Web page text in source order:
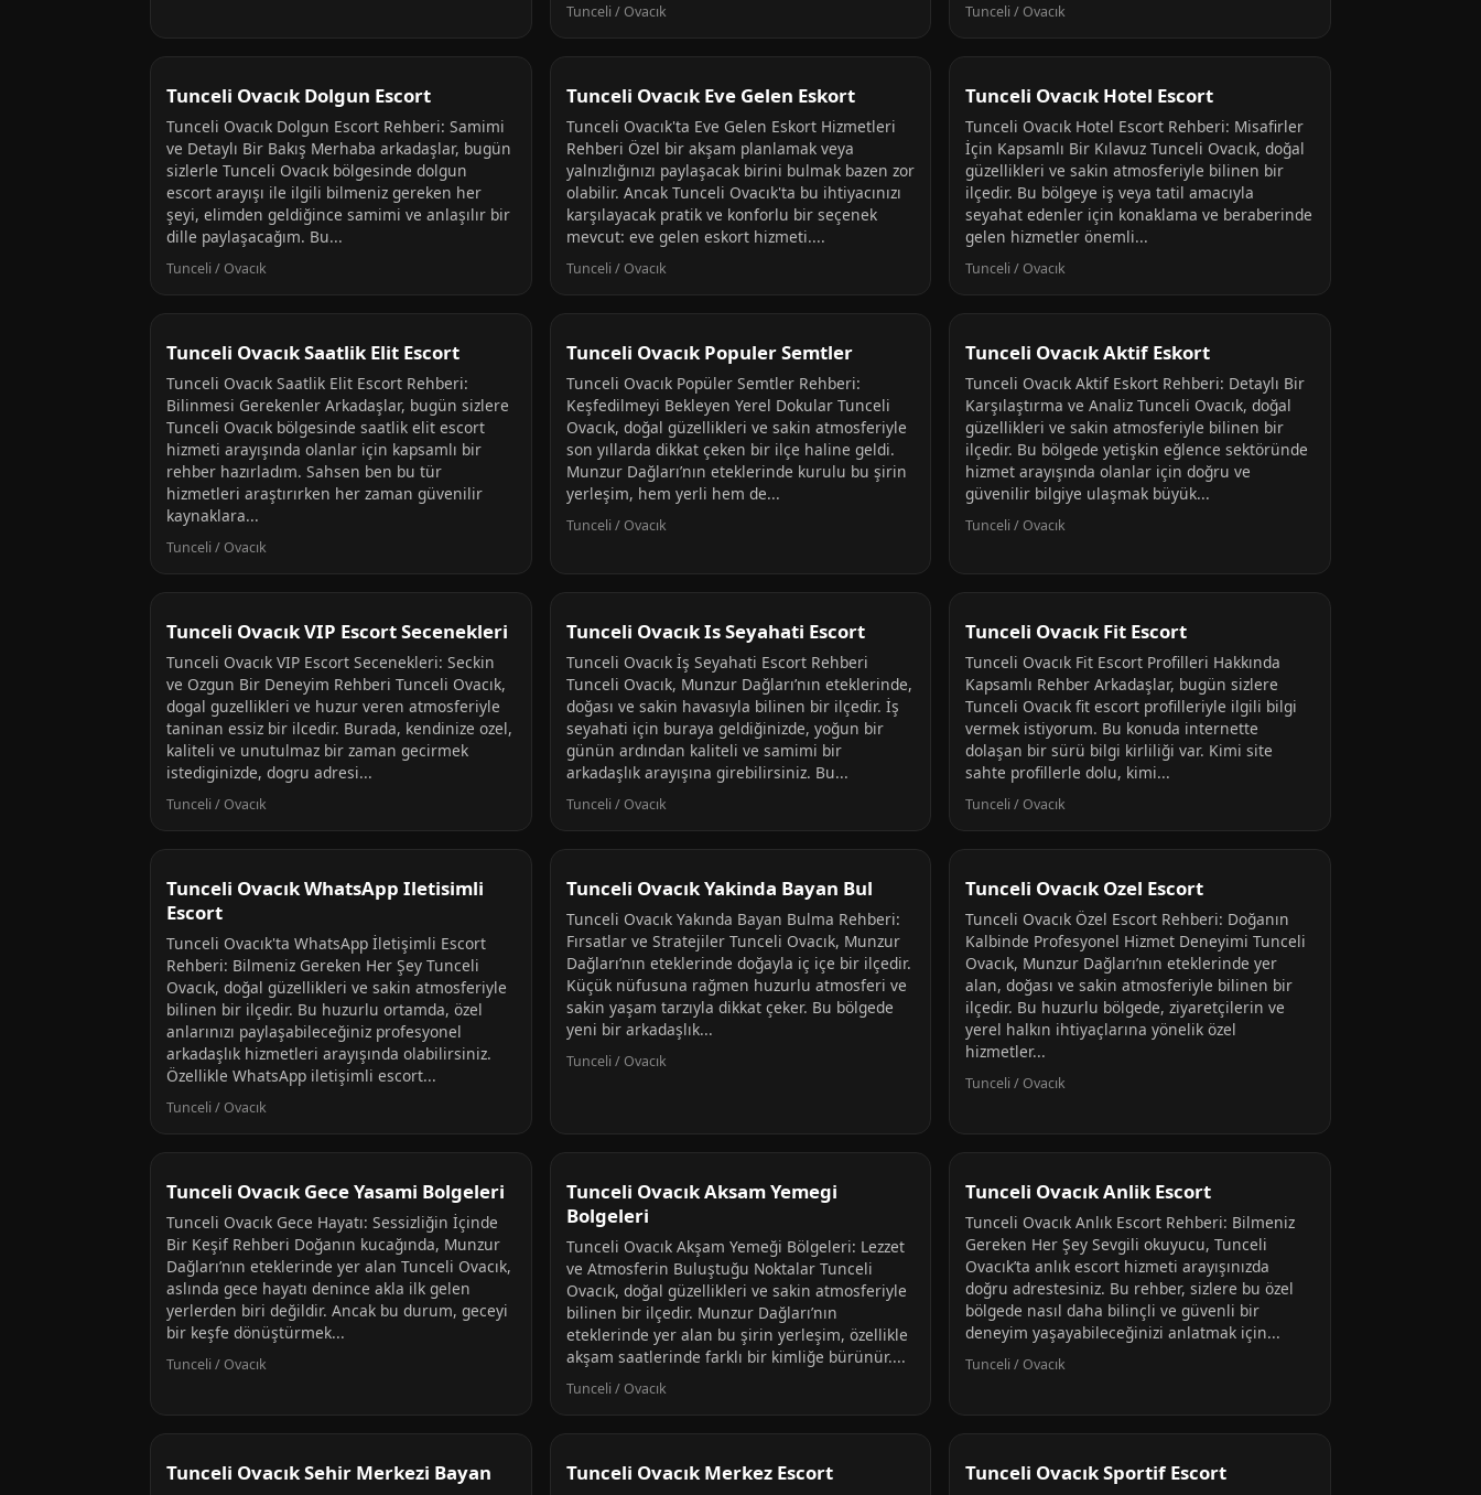
Tunceli / Ovacık Tunceli / Ovacık
Tunceli Ovacık Dolgun Escort
Tunceli Ovacık Dolgun Escort Rehberi: Samimi
ve Detaylı Bir Bakış Merhaba arkadaşlar, bugün
sizlerle Tunceli Ovacık bölgesinde dolgun
escort arayışı ile ilgili bilmeniz gereken her
şeyi, elimden geldiğince samimi ve anlaşılır bir
dille paylaşacağım. Bu...
Tunceli / Ovacık
Tunceli Ovacık Eve Gelen Eskort
Tunceli Ovacık'ta Eve Gelen Eskort Hizmetleri
Rehberi Özel bir akşam planlamak veya
yalnızlığınızı paylaşacak birini bulmak bazen zor
olabilir. Ancak Tunceli Ovacık'ta bu ihtiyacınızı
karşılayacak pratik ve konforlu bir seçenek
mevcut: eve gelen eskort hizmeti....
Tunceli / Ovacık
Tunceli Ovacık Hotel Escort
Tunceli Ovacık Hotel Escort Rehberi: Misafirler
İçin Kapsamlı Bir Kılavuz Tunceli Ovacık, doğal
güzellikleri ve sakin atmosferiyle bilinen bir
ilçedir. Bu bölgeye iş veya tatil amacıyla
seyahat edenler için konaklama ve beraberinde
gelen hizmetler önemli...
Tunceli / Ovacık
Tunceli Ovacık Saatlik Elit Escort
Tunceli Ovacık Saatlik Elit Escort Rehberi:
Bilinmesi Gerekenler Arkadaşlar, bugün sizlere
Tunceli Ovacık bölgesinde saatlik elit escort
hizmeti arayışında olanlar için kapsamlı bir
rehber hazırladım. Sahsen ben bu tür
hizmetleri araştırırken her zaman güvenilir
kaynaklara...
Tunceli / Ovacık
Tunceli Ovacık Populer Semtler
Tunceli Ovacık Popüler Semtler Rehberi:
Keşfedilmeyi Bekleyen Yerel Dokular Tunceli
Ovacık, doğal güzellikleri ve sakin atmosferiyle
son yıllarda dikkat çeken bir ilçe haline geldi.
Munzur Dağları’nın eteklerinde kurulu bu şirin
yerleşim, hem yerli hem de...
Tunceli / Ovacık
Tunceli Ovacık Aktif Eskort
Tunceli Ovacık Aktif Eskort Rehberi: Detaylı Bir
Karşılaştırma ve Analiz Tunceli Ovacık, doğal
güzellikleri ve sakin atmosferiyle bilinen bir
ilçedir. Bu bölgede yetişkin eğlence sektöründe
hizmet arayışında olanlar için doğru ve
güvenilir bilgiye ulaşmak büyük...
Tunceli / Ovacık
Tunceli Ovacık VIP Escort Secenekleri
Tunceli Ovacık VIP Escort Secenekleri: Seckin
ve Ozgun Bir Deneyim Rehberi Tunceli Ovacık,
dogal guzellikleri ve huzur veren atmosferiyle
taninan essiz bir ilcedir. Burada, kendinize ozel,
kaliteli ve unutulmaz bir zaman gecirmek
istediginizde, dogru adresi...
Tunceli / Ovacık
Tunceli Ovacık Is Seyahati Escort
Tunceli Ovacık İş Seyahati Escort Rehberi
Tunceli Ovacık, Munzur Dağları’nın eteklerinde,
doğası ve sakin havasıyla bilinen bir ilçedir. İş
seyahati için buraya geldiğinizde, yoğun bir
günün ardından kaliteli ve samimi bir
arkadaşlık arayışına girebilirsiniz. Bu...
Tunceli / Ovacık
Tunceli Ovacık Fit Escort
Tunceli Ovacık Fit Escort Profilleri Hakkında
Kapsamlı Rehber Arkadaşlar, bugün sizlere
Tunceli Ovacık fit escort profilleriyle ilgili bilgi
vermek istiyorum. Bu konuda internette
dolaşan bir sürü bilgi kirliliği var. Kimi site
sahte profillerle dolu, kimi...
Tunceli / Ovacık
Tunceli Ovacık WhatsApp Iletisimli
Escort
Tunceli Ovacık'ta WhatsApp İletişimli Escort
Rehberi: Bilmeniz Gereken Her Şey Tunceli
Ovacık, doğal güzellikleri ve sakin atmosferiyle
bilinen bir ilçedir. Bu huzurlu ortamda, özel
anlarınızı paylaşabileceğiniz profesyonel
arkadaşlık hizmetleri arayışında olabilirsiniz.
Özellikle WhatsApp iletişimli escort...
Tunceli / Ovacık
Tunceli Ovacık Yakinda Bayan Bul
Tunceli Ovacık Yakında Bayan Bulma Rehberi:
Fırsatlar ve Stratejiler Tunceli Ovacık, Munzur
Dağları’nın eteklerinde doğayla iç içe bir ilçedir.
Küçük nüfusuna rağmen huzurlu atmosferi ve
sakin yaşam tarzıyla dikkat çeker. Bu bölgede
yeni bir arkadaşlık...
Tunceli / Ovacık
Tunceli Ovacık Ozel Escort
Tunceli Ovacık Özel Escort Rehberi: Doğanın
Kalbinde Profesyonel Hizmet Deneyimi Tunceli
Ovacık, Munzur Dağları’nın eteklerinde yer
alan, doğası ve sakin atmosferiyle bilinen bir
ilçedir. Bu huzurlu bölgede, ziyaretçilerin ve
yerel halkın ihtiyaçlarına yönelik özel
hizmetler...
Tunceli / Ovacık
Tunceli Ovacık Gece Yasami Bolgeleri
Tunceli Ovacık Gece Hayatı: Sessizliğin İçinde
Bir Keşif Rehberi Doğanın kucağında, Munzur
Dağları’nın eteklerinde yer alan Tunceli Ovacık,
aslında gece hayatı denince akla ilk gelen
yerlerden biri değildir. Ancak bu durum, geceyi
bir keşfe dönüştürmek...
Tunceli / Ovacık
Tunceli Ovacık Aksam Yemegi
Bolgeleri
Tunceli Ovacık Akşam Yemeği Bölgeleri: Lezzet
ve Atmosferin Buluştuğu Noktalar Tunceli
Ovacık, doğal güzellikleri ve sakin atmosferiyle
bilinen bir ilçedir. Munzur Dağları’nın
eteklerinde yer alan bu şirin yerleşim, özellikle
akşam saatlerinde farklı bir kimliğe bürünür....
Tunceli / Ovacık
Tunceli Ovacık Anlik Escort
Tunceli Ovacık Anlık Escort Rehberi: Bilmeniz
Gereken Her Şey Sevgili okuyucu, Tunceli
Ovacık’ta anlık escort hizmeti arayışınızda
doğru adrestesiniz. Bu rehber, sizlere bu özel
bölgede nasıl daha bilinçli ve güvenli bir
deneyim yaşayabileceğinizi anlatmak için...
Tunceli / Ovacık
Tunceli Ovacık Sehir Merkezi Bayan Tunceli Ovacık Merkez Escort Tunceli Ovacık Sportif Escort